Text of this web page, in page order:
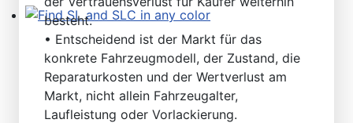
Find SL and SLC in any color
besteht.
• Entscheidend ist der Markt für das
konkrete Fahrzeugmodell, der Zustand, die
Reparaturkosten und der Wertverlust am
Markt, nicht allein Fahrzeugalter,
Laufleistung oder Vorlackierung.